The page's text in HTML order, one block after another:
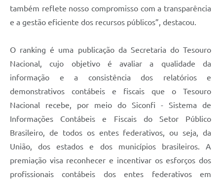
também reflete nosso compromisso com a transparência
e a gestão eficiente dos recursos públicos”, destacou.
O ranking é uma publicação da Secretaria do Tesouro
Nacional, cujo objetivo é avaliar a qualidade da
informação e a consistência dos relatórios e
demonstrativos contábeis e fiscais que o Tesouro
Nacional recebe, por meio do Siconfi - Sistema de
Informações Contábeis e Fiscais do Setor Público
Brasileiro, de todos os entes federativos, ou seja, da
União, dos estados e dos municípios brasileiros. A
premiação visa reconhecer e incentivar os esforços dos
profissionais contábeis dos entes federativos em